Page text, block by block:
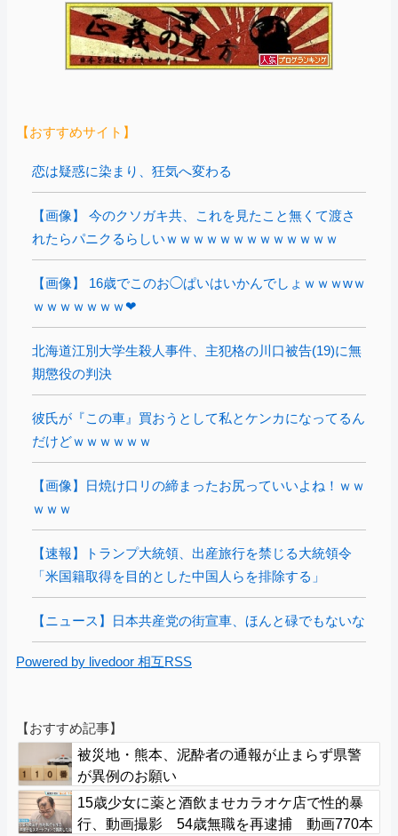
【おすすめサイト】
恋は疑惑に染まり、狂気へ変わる
【画像】 今のクソガキ共、これを見たこと無くて渡さ
れたらパニクるらしいｗｗｗｗｗｗｗｗｗｗｗｗｗ
【画像】 16歳でこのお◯ぱいはいかんでしょｗｗｗwｗ
ｗｗｗｗｗｗｗ❤
北海道江別大学生殺人事件、主犯格の川口被告(19)に無
期懲役の判決
彼氏が『この車』買おうとして私とケンカになってるん
だけどｗｗｗｗｗｗ
【画像】日焼け口リの締まったお尻っていいよね！ｗｗ
ｗｗｗ
【速報】トランプ大統領、出産旅行を禁じる大統領令
「米国籍取得を目的とした中国人らを排除する」
【ニュース】日本共産党の街宣車、ほんと碌でもないな
Powered by livedoor 相互RSS
【おすすめ記事】
被災地・熊本、泥酔者の通報が止まらず県警
が異例のお願い
15歳少女に薬と酒飲ませカラオケ店で性的暴
行、動画撮影 54歳無職を再逮捕 動画770本